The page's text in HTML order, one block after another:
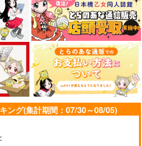
ング(集計期間：07/30～08/05)